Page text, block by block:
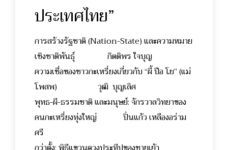
ประเทศไทย”
การสร้างรัฐชาติ (Nation-State) และความหมาย
เชิงชาติพันธุ์ กิตติพร ใจบุญ
ความเชื่อของชาวกะเหรี่ยงเกี่ยวกับ “ผี้ ปือ โย” (แม่
โพสพ) วุฒิ บุญเลิศ
พุทธ-ผี-ธรรมชาติ และมนุษย์: จักรวาลวิทยาของ
คนกะเหรี่ยงทุ่งใหญ่ ปิ่นแก้ว เหลืองอร่าม
ศรี